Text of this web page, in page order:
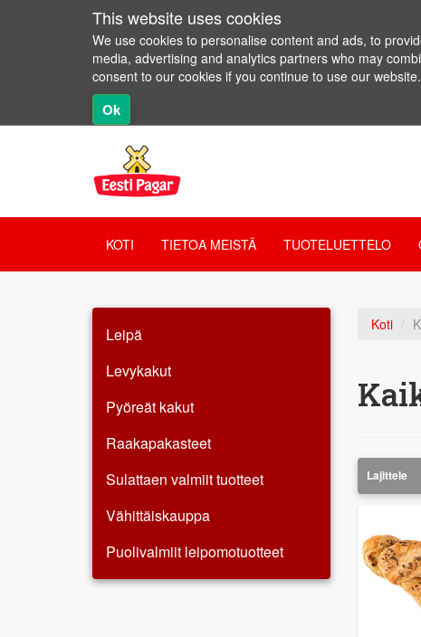
This website uses cookies
We use cookies to personalise content and ads, to
media, advertising and analytics partners who may
consent to our cookies if you continue to use our website.
Ok
KOTI TIETOA MEISTÄ TUOTELUETTELO
Leipä
Levykakut
Pyöreät kakut
Raakapakasteet
Sulattaen valmiit tuotteet
Vähittäiskauppa
Puolivalmiit leipomotuotteet
Koti